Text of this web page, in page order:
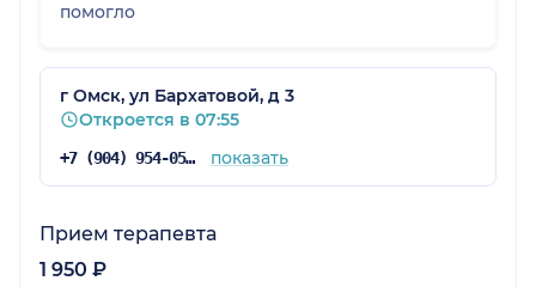
помогло
г Омск, ул Бархатовой, д 3
Откроется в 07:55
+7 (904) 954-05-47 показать
Прием терапевта
1 950 ₽